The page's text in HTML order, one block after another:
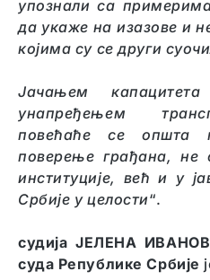
упознали са
да укаже на изазове и
којима су се други
Јачањем
унапређењем
повећаће се општа
поверење грађана,
институције, већ и у
Србије у целости“.
судија ЈЕЛЕНА
суда Републике Србије